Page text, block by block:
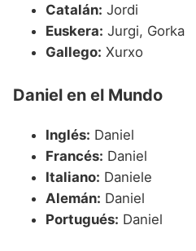
Catalán: Jordi
Euskera: Jurgi, Gorka
Gallego: Xurxo
Daniel en el Mundo
Inglés: Daniel
Francés: Daniel
Italiano: Daniele
Alemán: Daniel
Portugués: Daniel